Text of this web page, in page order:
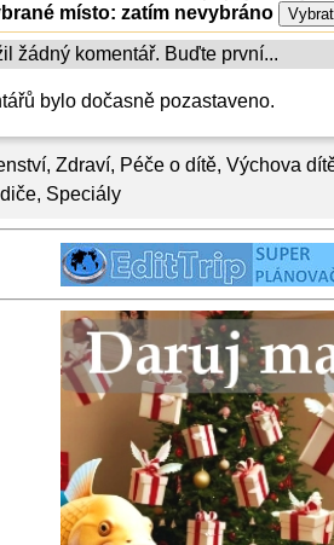
, Zdraví, Péče o dítě, Výchova
, Speciály
místo: zatím nevybráno
žádný komentář. Buďte první...
bylo dočasně pozastaveno.